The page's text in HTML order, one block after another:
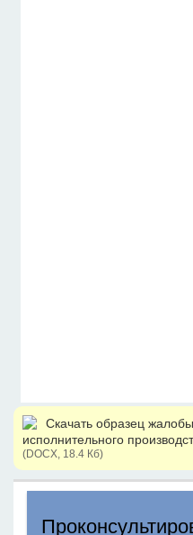
Скачать образец
исполнительного
(DOCX, 18.4 Кб)